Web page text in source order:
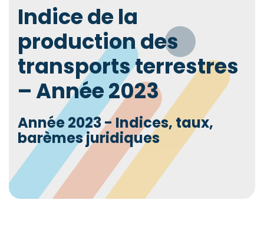
Indice de la
production des
transports terrestres
– Année 2023
Année 2023 - Indices, taux,
barèmes juridiques